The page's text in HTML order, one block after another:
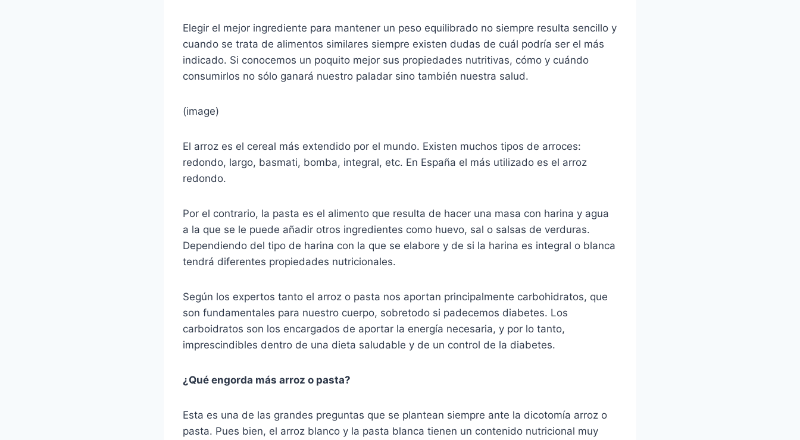
Elegir el mejor ingrediente para mantener un peso equilibrado no siempre resulta sencillo y
cuando se trata de alimentos similares siempre existen dudas de cuál podría ser el más
indicado. Si conocemos un poquito mejor sus propiedades nutritivas, cómo y cuándo
consumirlos no sólo ganará nuestro paladar sino también nuestra salud.
(image)
El arroz es el cereal más extendido por el mundo. Existen muchos tipos de arroces:
redondo, largo, basmati, bomba, integral, etc. En España el más utilizado es el arroz
redondo.
Por el contrario, la pasta es el alimento que resulta de hacer una masa con harina y agua
a la que se le puede añadir otros ingredientes como huevo, sal o salsas de verduras.
Dependiendo del tipo de harina con la que se elabore y de si la harina es integral o blanca
tendrá diferentes propiedades nutricionales.
Según los expertos tanto el arroz o pasta nos aportan principalmente carbohidratos, que
son fundamentales para nuestro cuerpo, sobretodo si padecemos diabetes. Los
carboidratos son los encargados de aportar la energía necesaria, y por lo tanto,
imprescindibles dentro de una dieta saludable y de un control de la diabetes.
¿Qué engorda más arroz o pasta?
Esta es una de las grandes preguntas que se plantean siempre ante la dicotomía arroz o
pasta. Pues bien, el arroz blanco y la pasta blanca tienen un contenido nutricional muy